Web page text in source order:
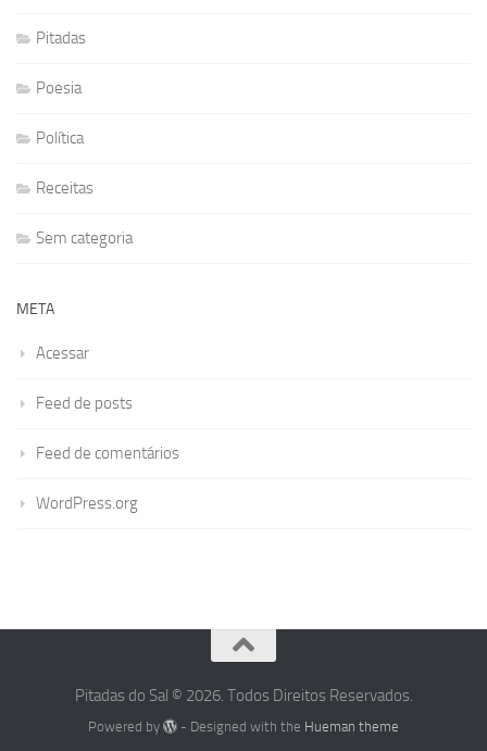
Pitadas
Poesia
Política
Receitas
Sem categoria
META
Acessar
Feed de posts
Feed de comentários
WordPress.org
Pitadas do Sal © 2026. Todos Direitos Reservados.
Powered by - Designed with the Hueman theme